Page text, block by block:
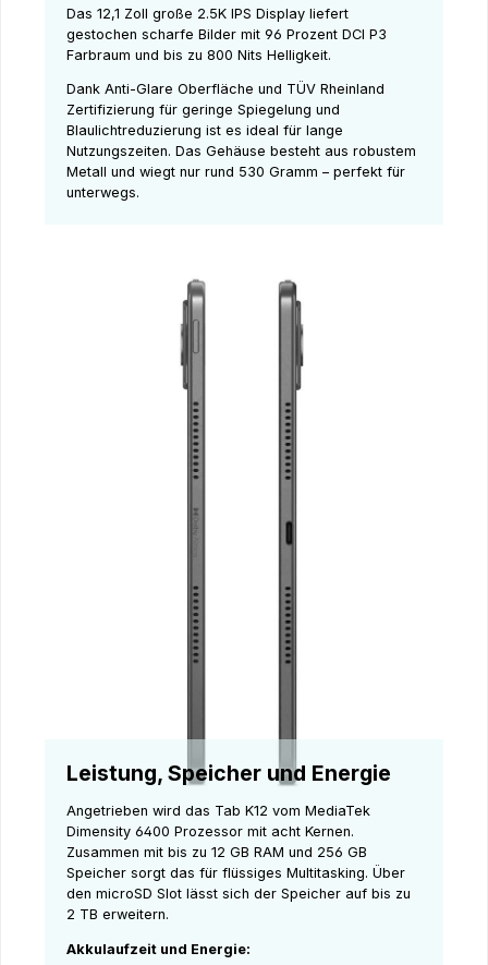
Das 12,1 Zoll große 2.5K IPS Display liefert
gestochen scharfe Bilder mit 96 Prozent DCI P3
Farbraum und bis zu 800 Nits Helligkeit.
Dank Anti-Glare Oberfläche und TÜV Rheinland
Zertifizierung für geringe Spiegelung und
Blaulichtreduzierung ist es ideal für lange
Nutzungszeiten. Das Gehäuse besteht aus robustem
Metall und wiegt nur rund 530 Gramm – perfekt für
unterwegs.
Leistung, Speicher und Energie
Angetrieben wird das Tab K12 vom MediaTek
Dimensity 6400 Prozessor mit acht Kernen.
Zusammen mit bis zu 12 GB RAM und 256 GB
Speicher sorgt das für flüssiges Multitasking. Über
den microSD Slot lässt sich der Speicher auf bis zu
2 TB erweitern.
Akkulaufzeit und Energie: